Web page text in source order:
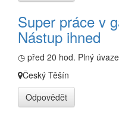
Super práce v
Nástup ihned
◷ před 20 hod. Plný
Český Těšín
Odpovědět